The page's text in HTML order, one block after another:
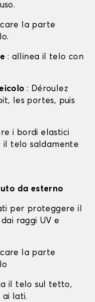
la parte
: allinea il telo con
: Déroulez
les portes, puis
i bordi elastici
telo saldamente
da esterno
per proteggere il
raggi UV e
la parte
il telo sul tetto,
ai lati.